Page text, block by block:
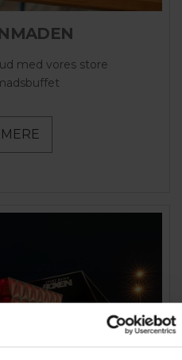
med vores store